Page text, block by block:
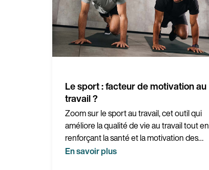
Le sport : facteur de motivation au
travail ?
Zoom sur le sport au travail, cet outil qui
améliore la qualité de vie au travail tout en
renforçant la santé et la motivation des
collaborateurs.
En savoir plus